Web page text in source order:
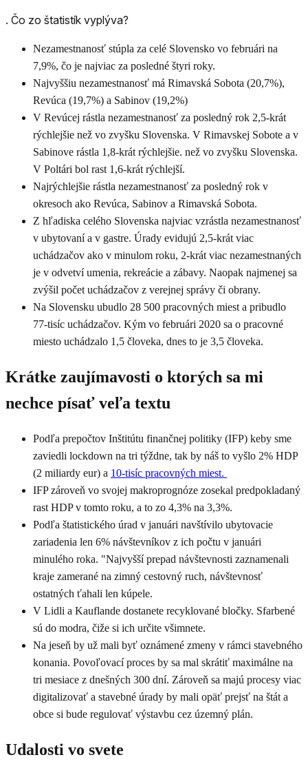
. Čo zo štatistík vyplýva?
Nezamestnanosť stúpla za celé Slovensko vo februári na
7,9%, čo je najviac za posledné štyri roky.
Najvyššiu nezamestnanosť má Rimavská Sobota (20,7%),
Revúca (19,7%) a Sabinov (19,2%)
V Revúcej rástla nezamestnanosť za posledný rok 2,5-krát
rýchlejšie než vo zvyšku Slovenska. V Rimavskej Sobote a v
Sabinove rástla 1,8-krát rýchlejšie. než vo zvyšku Slovenska.
V Poltári bol rast 1,6-krát rýchlejší.
Najrýchlejšie rástla nezamestnanosť za posledný rok v
okresoch ako Revúca, Sabinov a Rimavská Sobota.
Z hľadiska celého Slovenska najviac vzrástla nezamestnanosť
v ubytovaní a v gastre. Úrady evidujú 2,5-krát viac
uchádzačov ako v minulom roku, 2-krát viac nezamestnaných
je v odvetví umenia, rekreácie a zábavy. Naopak najmenej sa
zvýšil počet uchádzačov z verejnej správy či obrany.
Na Slovensku ubudlo 28 500 pracovných miest a pribudlo
77-tisíc uchádzačov. Kým vo februári 2020 sa o pracovné
miesto uchádzalo 1,5 človeka, dnes to je 3,5 človeka.
Krátke zaujímavosti o ktorých sa mi
nechce písať veľa textu
Podľa prepočtov Inštitútu finančnej politiky (IFP) keby sme
zaviedli lockdown na tri týždne, tak by náš to vyšlo 2% HDP
(2 miliardy eur) a 10-tisíc pracovných miest.
IFP zároveň vo svojej makroprognóze zosekal predpokladaný
rast HDP v tomto roku, a to zo 4,3% na 3,3%.
Podľa štatistického úrad v januári navštívilo ubytovacie
zariadenia len 6% návštevníkov z ich počtu v januári
minulého roka. "Najvyšší prepad návštevnosti zaznamenali
kraje zamerané na zimný cestovný ruch, návštevnosť
ostatných ťahali len kúpele.
V Lidli a Kauflande dostanete recyklované bločky. Sfarbené
sú do modra, čiže si ich určite všimnete.
Na jeseň by už mali byť oznámené zmeny v rámci stavebného
konania. Povoľovací proces by sa mal skrátiť maximálne na
tri mesiace z dnešných 300 dní. Zároveň sa majú procesy viac
digitalizovať a stavebné úrady by mali opäť prejsť na štát a
obce si bude regulovať výstavbu cez územný plán.
Udalosti vo svete